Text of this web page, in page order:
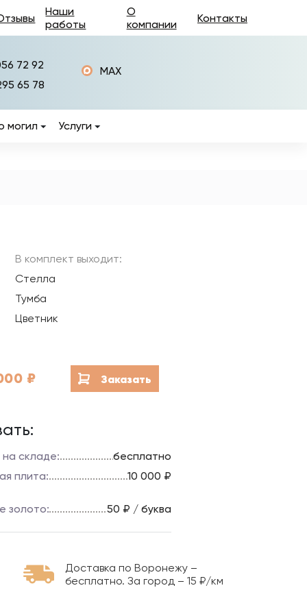
Наши
работы
О
компании
Контакты
72 92
65 78
MAX
могил Услуги
памятники
В комплект выходит:
Стелла
Тумба
Цветник
₽ Заказать
складе:
бесплатно
плита:
10 000 ₽
золото: 50 ₽ / буква
Доставка по Воронежу –
бесплатно. За город – 15 ₽/км